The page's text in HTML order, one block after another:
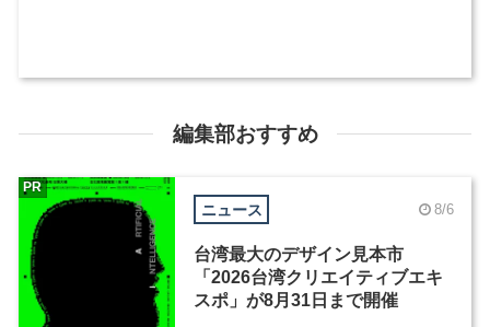
編集部おすすめ
ニュース 8/6
台湾最大のデザイン見本市
「2026台湾クリエイティブエキ
スポ」が8月31日まで開催
PR